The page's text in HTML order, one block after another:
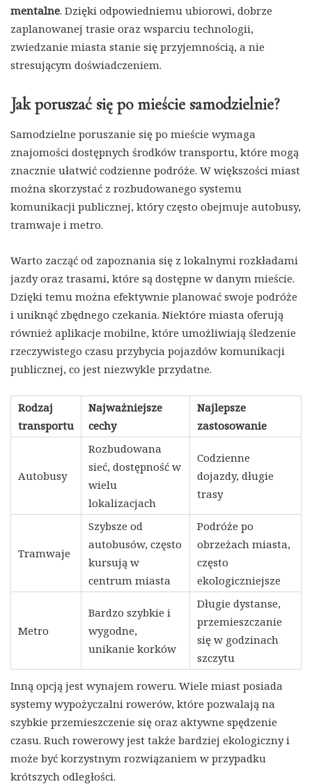
mentalne. Dzięki odpowiedniemu ubiorowi, dobrze
zaplanowanej trasie oraz wsparciu technologii,
zwiedzanie miasta stanie się przyjemnością, a nie
stresującym doświadczeniem.
Jak poruszać się po mieście samodzielnie?
Samodzielne poruszanie się po mieście wymaga
znajomości dostępnych środków transportu, które mogą
znacznie ułatwić codzienne podróże. W większości miast
można skorzystać z rozbudowanego systemu
komunikacji publicznej, który często obejmuje autobusy,
tramwaje i metro.
Warto zacząć od zapoznania się z lokalnymi rozkładami
jazdy oraz trasami, które są dostępne w danym mieście.
Dzięki temu można efektywnie planować swoje podróże
i uniknąć zbędnego czekania. Niektóre miasta oferują
również aplikacje mobilne, które umożliwiają śledzenie
rzeczywistego czasu przybycia pojazdów komunikacji
publicznej, co jest niezwykle przydatne.
Rodzaj
transportu
Najważniejsze
cechy
Najlepsze
zastosowanie
Autobusy
Rozbudowana
sieć, dostępność w
wielu
lokalizacjach
Codzienne
dojazdy, długie
trasy
Tramwaje
Szybsze od
autobusów, często
kursują w
centrum miasta
Podróże po
obrzeżach miasta,
często
ekologiczniejsze
Metro
Bardzo szybkie i
wygodne,
unikanie korków
Długie dystanse,
przemieszczanie
się w godzinach
szczytu
Inną opcją jest wynajem roweru. Wiele miast posiada
systemy wypożyczalni rowerów, które pozwalają na
szybkie przemieszczenie się oraz aktywne spędzenie
czasu. Ruch rowerowy jest także bardziej ekologiczny i
może być korzystnym rozwiązaniem w przypadku
krótszych odległości.